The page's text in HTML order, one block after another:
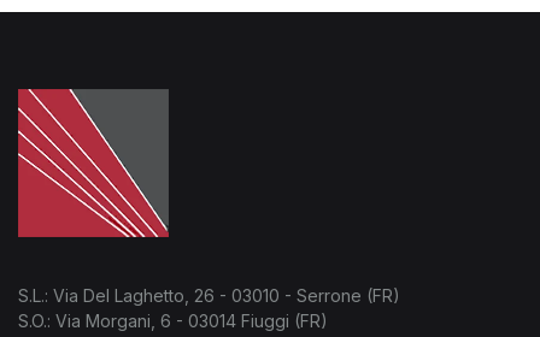
S.L.: Via Del Laghetto, 26 - 03010 - Serrone (FR)
S.O.: Via Morgani, 6 - 03014 Fiuggi (FR)